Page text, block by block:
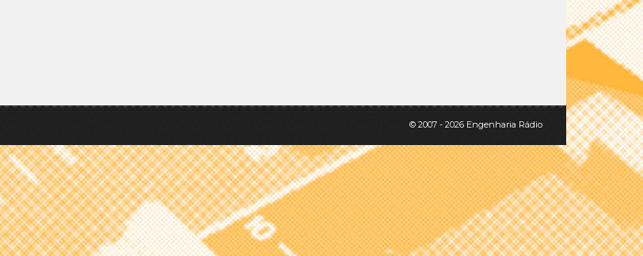
© 2007 - 2026 Engenharia Rádio